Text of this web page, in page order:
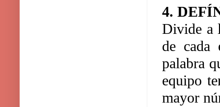
4.
Divide a
de cada
palabra
equipo
mayor